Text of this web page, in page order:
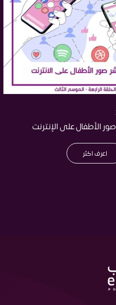
الأطفال على الإنترنت
اعرف اكثر